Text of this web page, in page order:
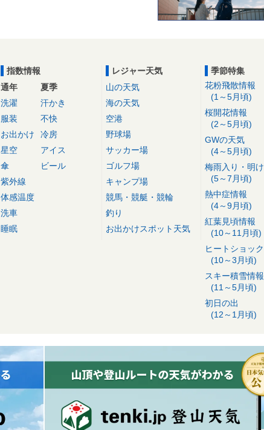
指数情報
通年
洗濯
服装
お出かけ
星空
傘
紫外線
体感温度
洗車
睡眠
夏季
汗かき
不快
冷房
アイス
ビール
レジャー天気
山の天気
海の天気
空港
野球場
サッカー場
ゴルフ場
キャンプ場
競馬・競艇・競輪
釣り
お出かけスポット天気
季節特集
花粉飛散情報
(1～5月頃)
桜開花情報
(2～5月頃)
GWの天気
(4～5月頃)
梅雨入り・明け
(5～7月頃)
熱中症情報
(4～9月頃)
紅葉見頃情報
(10～11月頃)
ヒートショック
(10～3月頃)
スキー積雪情報
(11～5月頃)
初日の出
(12～1月頃)